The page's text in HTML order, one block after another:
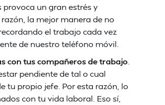
un gran estrés y
la mejor manera de no
el trabajo cada vez
de nuestro teléfono móvil.
con tus compañeros de trabajo
pendiente de tal o cual
tu propio jefe. Por esta razón, lo
con tu vida laboral. Eso sí,